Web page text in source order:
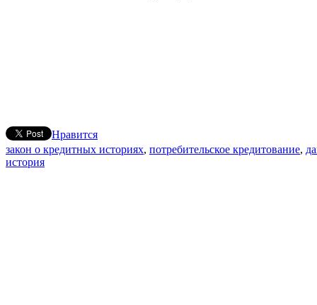
Нравится
закон о кредитных историях, потребительское кредитование,
история